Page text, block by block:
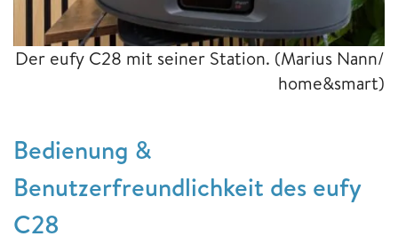
Der eufy C28 mit seiner Station. (Marius Nann/
home&smart)
Bedienung &
Benutzerfreundlichkeit des eufy
C28